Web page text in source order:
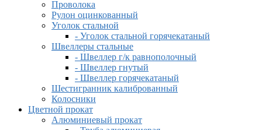
Проволока
Рулон оцинкованный
Уголок стальной
- Уголок стальной горячекатаный
Швеллеры стальные
- Швеллер г/к равнополочный
- Швеллер гнутый
- Швеллер горячекатаный
Шестигранник калиброванный
Колосники
Цветной прокат
Алюминиевый прокат